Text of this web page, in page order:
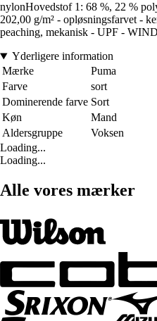
nylonHovedstof 1: 68 %, 22 %
202,00 g/m² - opløsningsfarvet -
peaching, mekanisk - UPF -
Yderligere information
Mærke
Puma
Farve
sort
Dominerende farve Sort
Køn
Mand
Aldersgruppe
Voksen
Loading...
Loading...
Alle vores mærker